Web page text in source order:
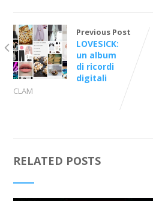
Previous Post
LOVESICK:
un album
di ricordi
digitali
CLAM
RELATED POSTS